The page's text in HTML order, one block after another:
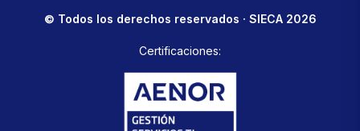
© Todos los derechos reservados · SIECA 2026
Certificaciones: